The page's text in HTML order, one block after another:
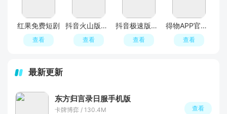
红果免费短剧
查看
抖音火山版官方正版正规版
查看
抖音极速版最新版本官方版2026
查看
得物APP官方正版
查看
最新更新
东方归言录日服手机版
卡牌博弈 / 130.4M
查看